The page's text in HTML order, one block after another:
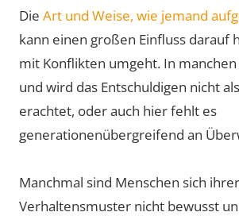
Die Art und Weise, wie jemand
kann einen großen Einfluss darauf
mit Konflikten umgeht. In
und wird das Entschuldigen nicht
erachtet, oder auch hier fehlt es
generationenübergreifend an
Manchmal sind Menschen sich
Verhaltensmuster nicht bewusst